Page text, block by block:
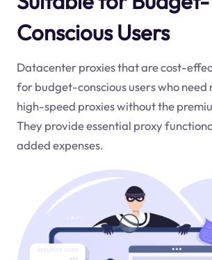
Conscious Users
Datacenter proxies that are cost-
for budget-conscious users who need
high-speed proxies without the
They provide essential proxy
added expenses.